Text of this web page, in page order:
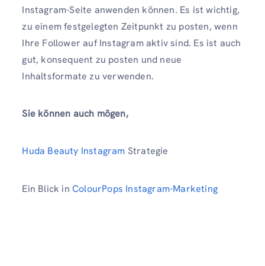
Instagram-Seite anwenden können. Es ist wichtig,
zu einem festgelegten Zeitpunkt zu posten, wenn
Ihre Follower auf Instagram aktiv sind. Es ist auch
gut, konsequent zu posten und neue
Inhaltsformate zu verwenden.
Sie können auch mögen,
Huda Beauty Instagram Strategie
Ein Blick in ColourPops Instagram-Marketing